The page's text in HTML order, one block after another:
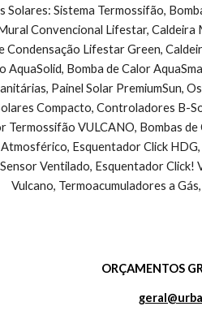
Solares: Sistema Termossifão,
Convencional Lifestar,
Lifestar Green,
AquaSolid, Bomba de Calor
Painel Solar PremiumSun,
Compacto, Controladores B-
Termossifão VULCANO, Bombas
Esquentador Click
Ventilado, Esquentador
Vulcano, Termoacumuladores a
ORÇAMENTOS